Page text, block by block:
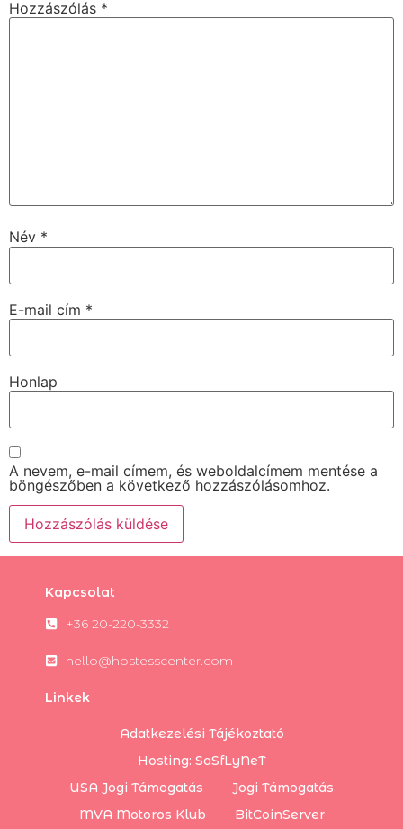
Hozzászólás *
Név *
E-mail cím *
Honlap
A nevem, e-mail címem, és weboldalcímem mentése a
böngészőben a következő hozzászólásomhoz.
Kapcsolat
+36 20-220-3332
hello@hostesscenter.com
Linkek
Adatkezelési Tájékoztató
Hosting: SaSfLyNeT
USA Jogi Támogatás
Jogi Támogatás
MVA Motoros Klub
BitCoinServer